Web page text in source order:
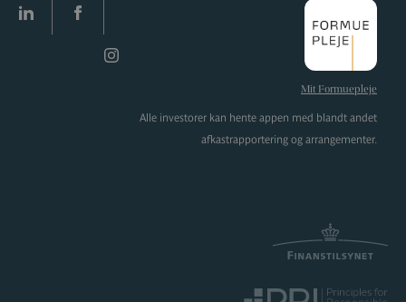
Mit Formuepleje
Alle investorer kan hente appen med blandt andet
afkastrapportering og arrangementer.